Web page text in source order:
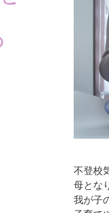
不登校
母とな
我が子